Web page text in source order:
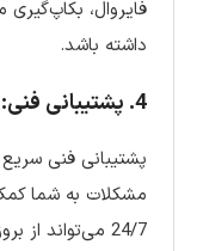
فایروال، بکاپ‌گیری
داشته باشد.
4. پشتیبانی فنی:
پشتیبانی فنی
مشکلات به شما
24/7 می‌تواند